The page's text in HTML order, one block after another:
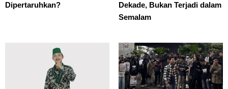
Dipertaruhkan?
Dekade, Bukan Terjadi dalam
Semalam